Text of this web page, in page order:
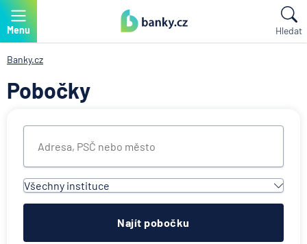
Menu Hledat
Banky.cz
Pobočky
Všechny instituce
Všechny instituce
ACE European Group LtdNajít pobočku